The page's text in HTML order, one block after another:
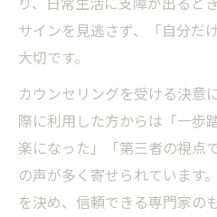
サインを見逃さず、「自分だ
大切です。
カウンセリングを受ける決意
際に利用した方からは「一歩
楽になった」「第三者の視点
の声が多く寄せられています
を決め、信頼できる専門家の